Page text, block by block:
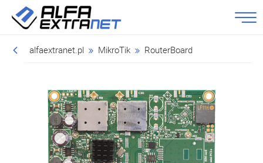
alfaextranet.pl MikroTik RouterBoard